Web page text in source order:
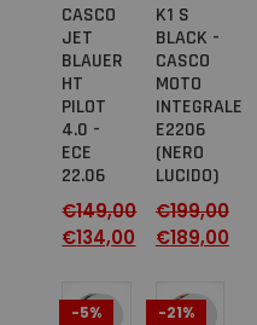
CASCO
JET
BLAUER
HT
PILOT
4.0 -
ECE
22.06
€149,00
€134,00
K1 S
BLACK -
CASCO
MOTO
INTEGRALE
E2206
(NERO
LUCIDO)
€199,00
€189,00
-5% -21%